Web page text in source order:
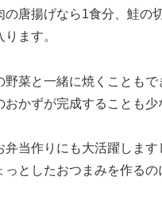
の唐揚げなら1食分、鮭の
ます。
野菜と一緒に焼くこともで
おかずが完成することも少
弁当作りにも大活躍します
っとしたおつまみを作るの